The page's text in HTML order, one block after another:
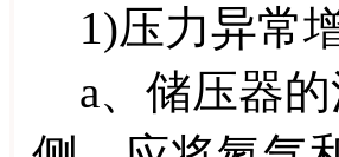
1)压力异常增
a、储压器的